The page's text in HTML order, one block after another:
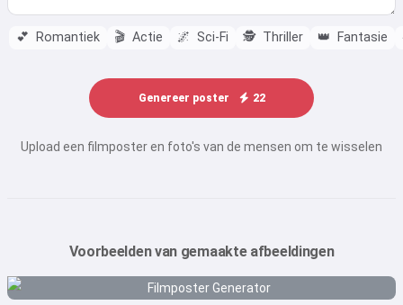
💕 Romantiek 🎬 Actie 🌌 Sci-Fi 🕵️ Thriller 👑 Fantasie
Genereer poster 22
Upload een filmposter en foto's van de mensen om te wisselen
Voorbeelden van gemaakte afbeeldingen